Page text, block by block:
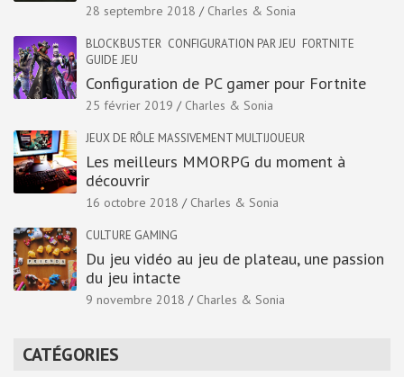
28 septembre 2018 Charles & Sonia
BLOCKBUSTER CONFIGURATION PAR JEU FORTNITE
GUIDE JEU
Configuration de PC gamer pour Fortnite
25 février 2019 Charles & Sonia
JEUX DE RÔLE MASSIVEMENT MULTIJOUEUR
Les meilleurs MMORPG du moment à
découvrir
16 octobre 2018 Charles & Sonia
CULTURE GAMING
Du jeu vidéo au jeu de plateau, une passion
du jeu intacte
9 novembre 2018 Charles & Sonia
CATÉGORIES